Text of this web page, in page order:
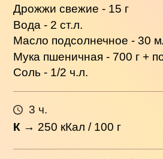
Дрожжи свежие - 15 г
Вода - 2 ст.л.
Масло подсолнечное - 30
Мука пшеничная - 700 г +
Соль - 1/2 ч.л.
3 ч.
К → 250 кКал / 100 г